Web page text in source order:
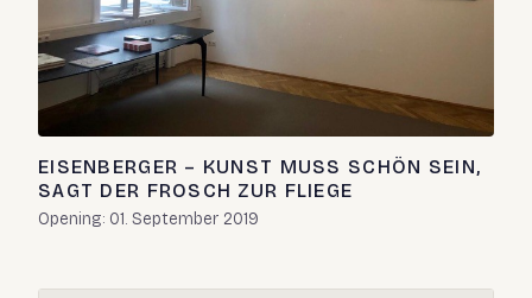
EISENBERGER – KUNST MUSS SCHÖN SEIN,
SAGT DER FROSCH ZUR FLIEGE
Opening: 01. September 2019